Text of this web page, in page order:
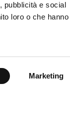
pubblicità e social
loro o che hanno
Marketing
di studio nella
per
cui oscuriamo le
in ogni zona
in rossoblù. Le
Nella